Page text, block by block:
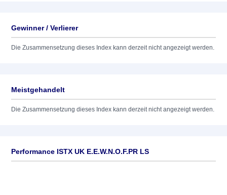
Gewinner / Verlierer
Die Zusammensetzung dieses Index kann derzeit nicht angezeigt werden.
Meistgehandelt
Die Zusammensetzung dieses Index kann derzeit nicht angezeigt werden.
Performance ISTX UK E.E.W.N.O.F.PR LS